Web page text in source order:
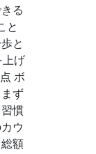
る
と
と
上げ
ボ
ず
慣
ウ
額